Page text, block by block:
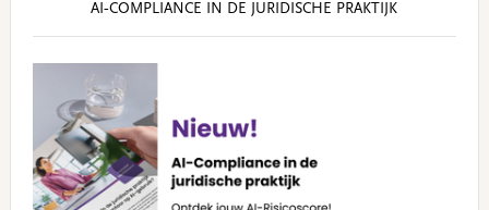
AI‑COMPLIANCE IN DE JURIDISCHE PRAKTIJK